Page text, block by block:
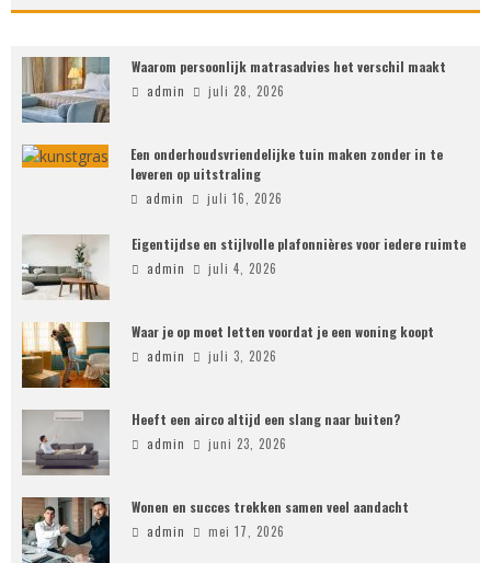
Waarom persoonlijk matrasadvies het verschil maakt
admin juli 28, 2026
Een onderhoudsvriendelijke tuin maken zonder in te
leveren op uitstraling
admin juli 16, 2026
Eigentijdse en stijlvolle plafonnières voor iedere ruimte
admin juli 4, 2026
Waar je op moet letten voordat je een woning koopt
admin juli 3, 2026
Heeft een airco altijd een slang naar buiten?
admin juni 23, 2026
Wonen en succes trekken samen veel aandacht
admin mei 17, 2026